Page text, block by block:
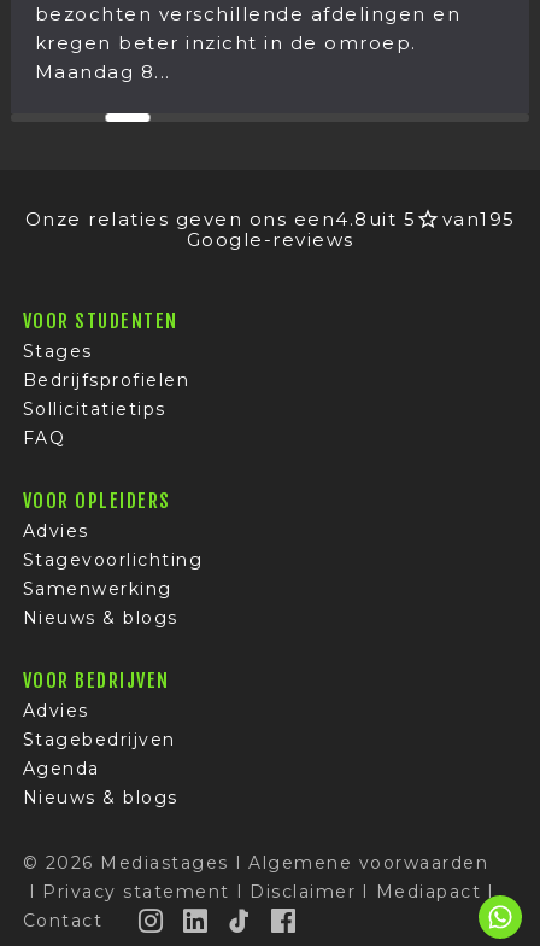
afdelingen en
inzicht in de omroep.
jaar gingen
december
Onze relaties geven ons een4.8 uit 5 van195
Google-reviews
VOOR STUDENTEN
Stages
Bedrijfsprofielen
Sollicitatietips
FAQ
VOOR OPLEIDERS
Advies
Stagevoorlichting
Samenwerking
Nieuws & blogs
VOOR BEDRIJVEN
Advies
Stagebedrijven
Agenda
Nieuws & blogs
© 2026 Mediastages I Algemene voorwaarden
I Privacy statement I Disclaimer I Mediapact I
Contact